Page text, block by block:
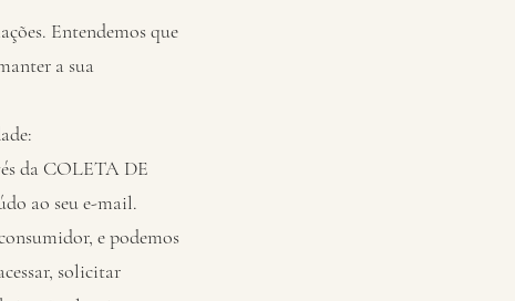
Entendemos que
a sua
da COLETA DE
ao seu e-mail.
e podemos
solicitar